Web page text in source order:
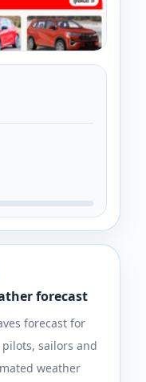
forecast
forecast for
sailors and
weather